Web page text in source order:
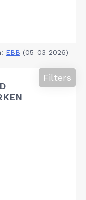
EBB (05-03-2026)
Filters